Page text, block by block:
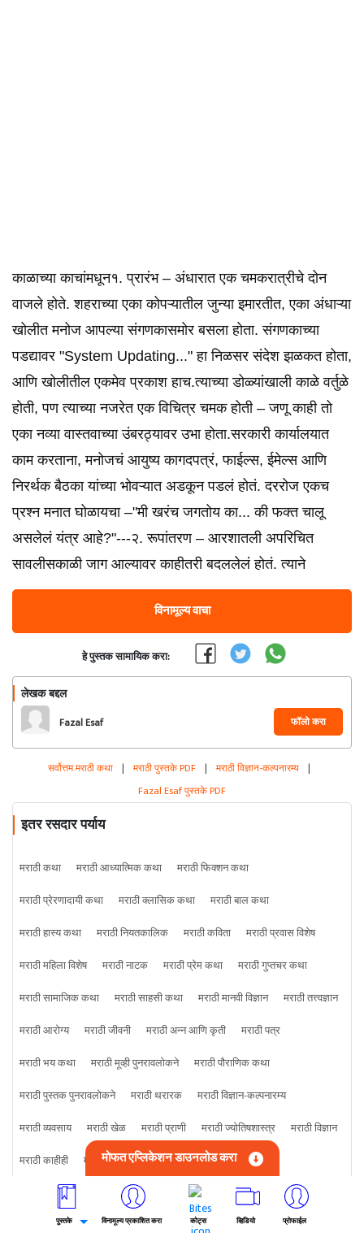
काळाच्या काचांमधून१. प्रारंभ – अंधारात एक चमकरात्रीचे दोन
वाजले होते. शहराच्या एका कोपऱ्यातील जुन्या इमारतीत, एका अंधाऱ्या
खोलीत मनोज आपल्या संगणकासमोर बसला होता. संगणकाच्या
पडद्यावर "System Updating..." हा निळसर संदेश झळकत होता,
आणि खोलीतील एकमेव प्रकाश हाच.त्याच्या डोळ्यांखाली काळे वर्तुळे
होती, पण त्याच्या नजरेत एक विचित्र चमक होती – जणू काही तो
एका नव्या वास्तवाच्या उंबरठ्यावर उभा होता.सरकारी कार्यालयात
काम करताना, मनोजचं आयुष्य कागदपत्रं, फाईल्स, ईमेल्स आणि
निरर्थक बैठका यांच्या भोवऱ्यात अडकून पडलं होतं. दररोज एकच
प्रश्न मनात घोळायचा –"मी खरंच जगतोय का... की फक्त चालू
असलेलं यंत्र आहे?"---२. रूपांतरण – आरशातली अपरिचित
सावलीसकाळी जाग आल्यावर काहीतरी बदललेलं होतं. त्याने
विनामूल्य वाचा
हे पुस्तक सामायिक करा:
लेखक बद्दल
Fazal Esaf फॉलो करा
सर्वोत्तम मराठी कथा | मराठी पुस्तके PDF | मराठी विज्ञान-कल्पनारम्य |
Fazal Esaf पुस्तके PDF
इतर रसदार पर्याय
मराठी कथा मराठी आध्यात्मिक कथा
मराठी फिक्शन कथा
मराठी प्रेरणादायी कथा
मराठी क्लासिक कथा
मराठी बाल कथा
मराठी हास्य कथा
मराठी नियतकालिक मराठी कविता
मराठी प्रवास विशेष
मराठी महिला विशेष
मराठी नाटक मराठी प्रेम कथा
मराठी गुप्तचर कथा
मराठी सामाजिक कथा
मराठी साहसी कथा मराठी मानवी विज्ञान
मराठी तत्त्वज्ञान
मराठी आरोग्य
मराठी जीवनी मराठी अन्न आणि कृती
मराठी पत्र
मराठी भय कथा
मराठी मूव्ही पुनरावलोकने
मराठी पौराणिक कथा
मराठी पुस्तक पुनरावलोकने
मराठी थरारक
मराठी विज्ञान-कल्पनारम्य
मराठी व्यवसाय
मराठी खेळ मराठी प्राणी मराठी ज्योतिषशास्त्र
मराठी विज्ञान
मराठी काहीही
मराठी क्राइम कथा
मोफत एप्लिकेशन डाउनलोड करा
पुस्तके विनामूल्य प्रकाशित करा कोट्स व्हिडियो प्रोफाईल